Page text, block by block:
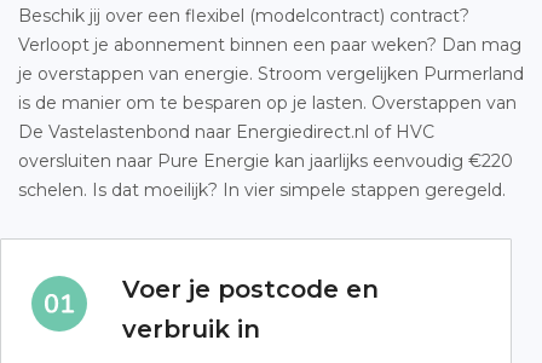
Beschik jij over een flexibel (modelcontract) contract?
Verloopt je abonnement binnen een paar weken? Dan mag
je overstappen van energie. Stroom vergelijken Purmerland
is de manier om te besparen op je lasten. Overstappen van
De Vastelastenbond naar Energiedirect.nl of HVC
oversluiten naar Pure Energie kan jaarlijks eenvoudig €220
schelen. Is dat moeilijk? In vier simpele stappen geregeld.
Voer je postcode en
verbruik in